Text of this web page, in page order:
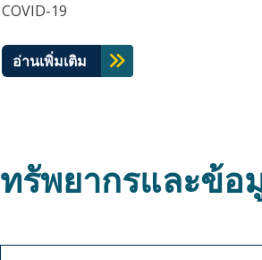
COVID-19
อ่านเพิ่มเติม
ทรัพยากรและข้อ